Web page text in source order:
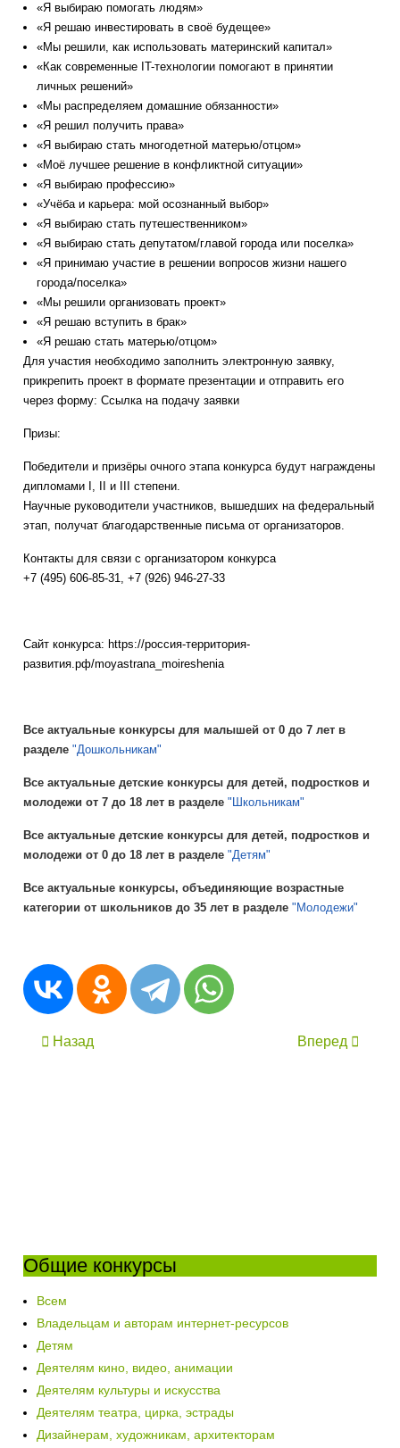
«Я выбираю помогать людям»
«Я решаю инвестировать в своё будещее»
«Мы решили, как использовать материнский капитал»
«Как современные IT-технологии помогают в принятии
личных решений»
«Мы распределяем домашние обязанности»
«Я решил получить права»
«Я выбираю стать многодетной матерью/отцом»
«Моё лучшее решение в конфликтной ситуации»
«Я выбираю профессию»
«Учёба и карьера: мой осознанный выбор»
«Я выбираю стать путешественником»
«Я выбираю стать депутатом/главой города или поселка»
«Я принимаю участие в решении вопросов жизни нашего
города/поселка»
«Мы решили организовать проект»
«Я решаю вступить в брак»
«Я решаю стать матерью/отцом»
Для участия необходимо заполнить электронную заявку,
прикрепить проект в формате презентации и отправить его
через форму: Ссылка на подачу заявки
Призы:
Победители и призёры очного этапа конкурса будут награждены
дипломами I, II и III степени.
Научные руководители участников, вышедших на федеральный
этап, получат благодарственные письма от организаторов.
Контакты для связи с организатором конкурса
+7 (495) 606-85-31, +7 (926) 946-27-33
Сайт конкурса: https://россия-территория-
развития.рф/moyastrana_moireshenia
Все актуальные конкурсы для малышей от 0 до 7 лет в
разделе"Дошкольникам"
Все актуальные детские конкурсы для детей, подростков и
молодежи от 7 до 18 лет в разделе"Школьникам"
Все актуальные детские конкурсы для детей, подростков и
молодежи от 0 до 18 лет в разделе"Детям"
Все актуальные конкурсы, объединяющие возрастные
категории от школьников до 35 лет в разделе"Молодежи"
Назад Вперед
Общие конкурсы
Всем
Владельцам и авторам интернет-ресурсов
Детям
Деятелям кино, видео, анимации
Деятелям культуры и искусства
Деятелям театра, цирка, эстрады
Дизайнерам, художникам, архитекторам